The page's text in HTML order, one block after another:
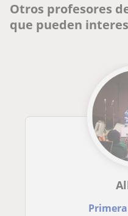
Otros profesores
que pueden